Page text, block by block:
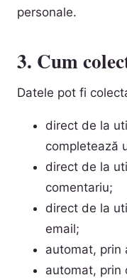
personale.
3. Cum
Datele pot fi
direct de la
completează
direct de la
comentariu;
direct de la
email;
automat, prin
automat, prin